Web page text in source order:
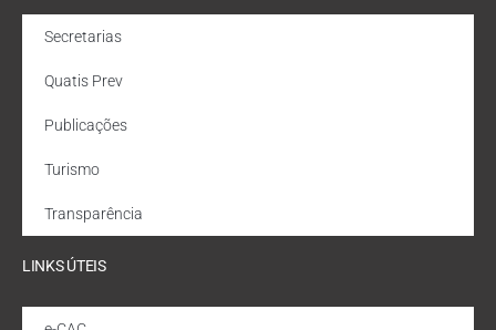
Secretarias
Quatis Prev
Publicações
Turismo
Transparência
LINKS ÚTEIS